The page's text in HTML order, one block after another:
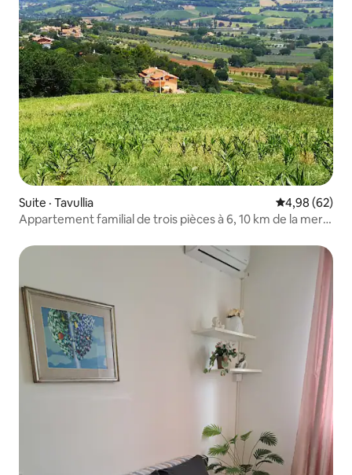
Suite · Tavullia Note
4,98 (62)
Appartement familial de trois pièces à 6, 10 km de la mer,